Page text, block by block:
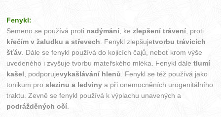
Fenykl:
Semeno se používá proti nadýmání, kezlepšení trávení, proti
křečím v žaludku a střevech. Fenykl zlepšujetvorbu trávicích
šťáv. Dále se fenykl používá do kojicích čajů, neboť krom výše
uvedeného i zvyšuje tvorbu mateřského mléka. Fenykl dáletlumí
kašel, podporujevykašlávání hlenů. Fenykl se též používá jako
tonikum proslezinu a ledviny a při onemocněních urogenitálního
traktu. Zevně se fenykl používá k výplachu unavených a
podrážděných očí.